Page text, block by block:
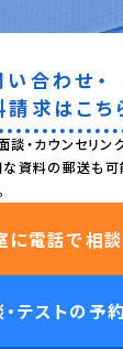
合わせ・
請求はこち
・カウンセリン
資料の郵送も可
に電話で相談
テストの予約